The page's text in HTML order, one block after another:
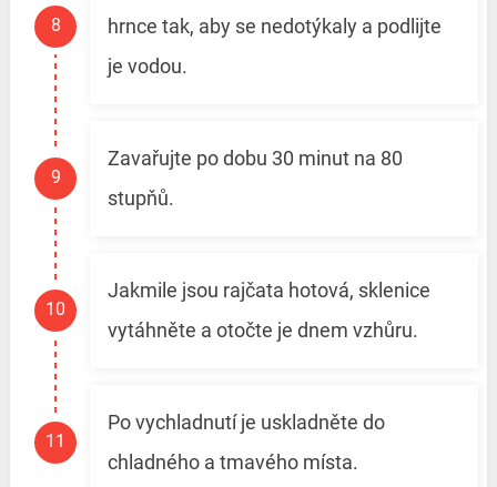
hrnce tak, aby se nedotýkaly a podlijte
je vodou.
Zavařujte po dobu 30 minut na 80
stupňů.
Jakmile jsou rajčata hotová, sklenice
vytáhněte a otočte je dnem vzhůru.
Po vychladnutí je uskladněte do
chladného a tmavého místa.